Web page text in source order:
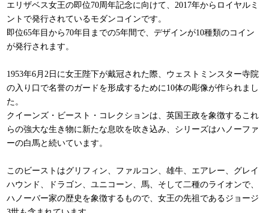
エリザベス女王の即位70周年記念に向けて、2017年からロイヤルミ
ントで発行されているモダンコインです。
即位65年目から70年目までの5年間で、デザインが10種類のコイン
が発行されます。
1953年6月2日に女王陛下が戴冠された際、ウェストミンスター寺院
の入り口で名誉のガードを形成するために10体の彫像が作られまし
た。
クイーンズ・ビースト・コレクションは、英国王政を象徴するこれ
らの強大な生き物に新たな息吹を吹き込み、シリーズはハノーファ
ーの白馬と続いています。
このビーストはグリフィン、ファルコン、雄牛、エアレー、グレイ
ハウンド、ドラゴン、ユニコーン、馬、そして二種のライオンで、
ハノーバー家の歴史を象徴するもので、女王の先祖であるジョージ